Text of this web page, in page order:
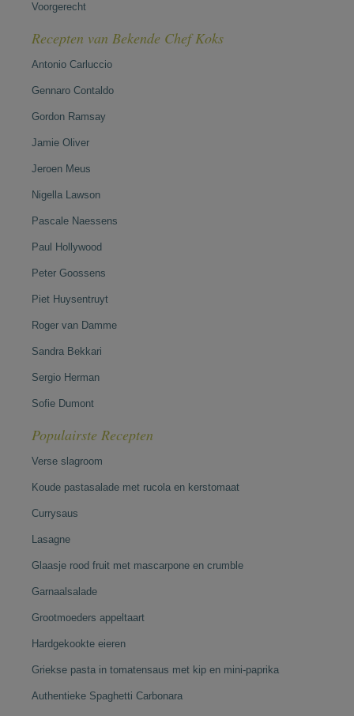
Voorgerecht
Recepten van Bekende Chef Koks
Antonio Carluccio
Gennaro Contaldo
Gordon Ramsay
Jamie Oliver
Jeroen Meus
Nigella Lawson
Pascale Naessens
Paul Hollywood
Peter Goossens
Piet Huysentruyt
Roger van Damme
Sandra Bekkari
Sergio Herman
Sofie Dumont
Populairste Recepten
Verse slagroom
Koude pastasalade met rucola en kerstomaat
Currysaus
Lasagne
Glaasje rood fruit met mascarpone en crumble
Garnaalsalade
Grootmoeders appeltaart
Hardgekookte eieren
Griekse pasta in tomatensaus met kip en mini-paprika
Authentieke Spaghetti Carbonara